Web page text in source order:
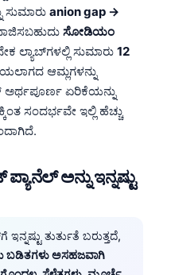
ಸುಮಾರು anion gap →
ಸೋಡಿಯಂ
ಲ್ಯಾಬ್‌ಗಳಲ್ಲಿ ಸುಮಾರು 12
ಆಮ್ಲಗಳನ್ನು
ಏರಿಕೆಯನ್ನು
ಸಂದರ್ಭವೇ ಇಲ್ಲಿ ಹೆಚ್ಚು
ಅನ್ನು ಇನ್ನಷ್ಟು
ತುರ್ತುತೆ ಬರುತ್ತದೆ,
ಬಡಿತಗಳು ಅಸಹಜವಾಗಿ